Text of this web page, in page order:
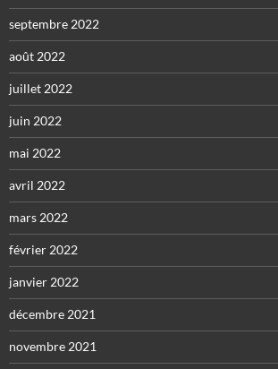
septembre 2022
août 2022
juillet 2022
juin 2022
mai 2022
avril 2022
mars 2022
février 2022
janvier 2022
décembre 2021
novembre 2021